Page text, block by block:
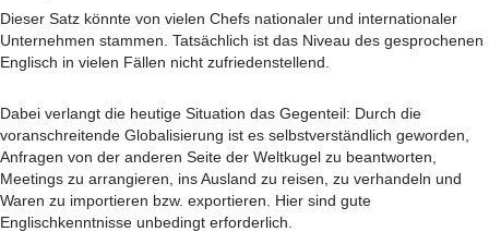
Dieser Satz könnte von vielen Chefs nationaler und internationaler
Unternehmen stammen. Tatsächlich ist das Niveau des gesprochenen
Englisch in vielen Fällen nicht zufriedenstellend.
Dabei verlangt die heutige Situation das Gegenteil: Durch die
voranschreitende Globalisierung ist es selbstverständlich geworden,
Anfragen von der anderen Seite der Weltkugel zu beantworten,
Meetings zu arrangieren, ins Ausland zu reisen, zu verhandeln und
Waren zu importieren bzw. exportieren. Hier sind gute
Englischkenntnisse unbedingt erforderlich.